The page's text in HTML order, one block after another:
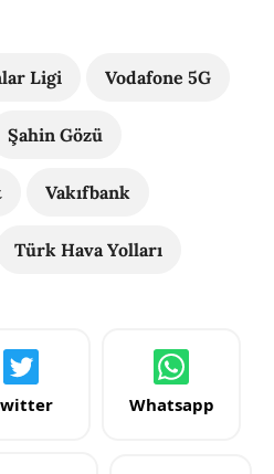
Ligi Vodafone 5G
Şahin Gözü
Vakıfbank
Türk Hava Yolları
Whatsapp